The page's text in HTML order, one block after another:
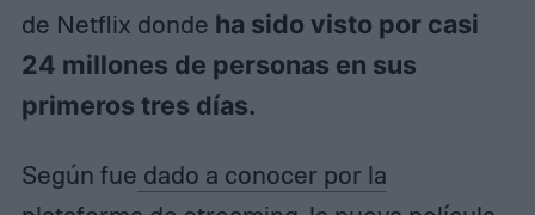
de Netflix donde ha sido visto por casi
24 millones de personas en sus
primeros tres días.
Según fue dado a conocer por la